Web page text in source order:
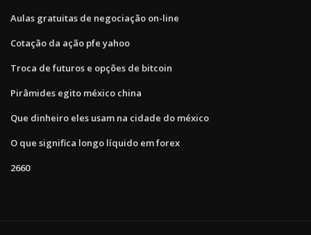
Aulas gratuitas de negociação on-line
Cotação da ação pfe yahoo
Troca de futuros e opções de bitcoin
Pirâmides egito méxico china
Que dinheiro eles usam na cidade do méxico
O que significa longo líquido em forex
2660